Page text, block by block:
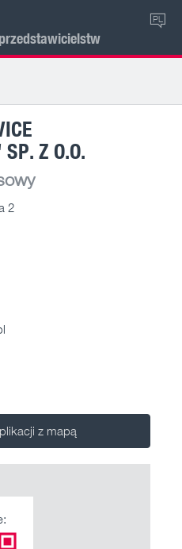
PL
Z O.O.
2
z mapą